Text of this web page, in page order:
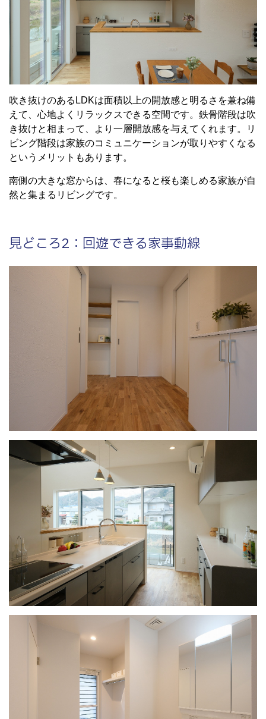
吹き抜けのあるLDKは面積以上の開放感と明るさを兼ね備
えて、心地よくリラックスできる空間です。鉄骨階段は吹
き抜けと相まって、より一層開放感を与えてくれます。リ
ビング階段は家族のコミュニケーションが取りやすくなる
というメリットもあります。
南側の大きな窓からは、春になると桜も楽しめる家族が自
然と集まるリビングです。
見どころ2：回遊できる家事動線